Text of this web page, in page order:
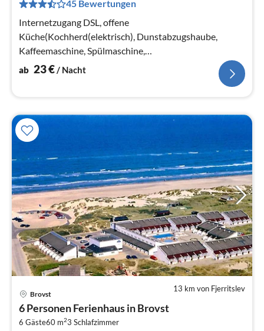
45 Bewertungen
Internetzugang DSL, offene
Küche(Kochherd(elektrisch), Dunstabzugshaube,
Kaffeemaschine, Spülmaschine,
Kühl-/Gefrierkombination),
Wohn-/Schlafzimmer(TV(dänische Fernsehsender))
ab 23€/ Nacht
13 km von Fjerritslev
Brovst
6 Personen Ferienhaus in Brovst
6 Gäste60 m23 Schlafzimmer